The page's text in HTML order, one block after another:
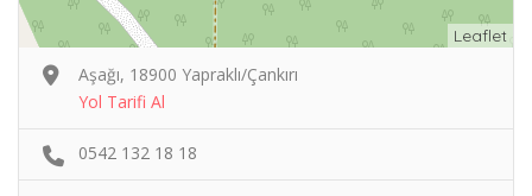
Leaflet
Aşağı, 18900 Yapraklı/Çankırı
Yol Tarifi Al
0542 132 18 18